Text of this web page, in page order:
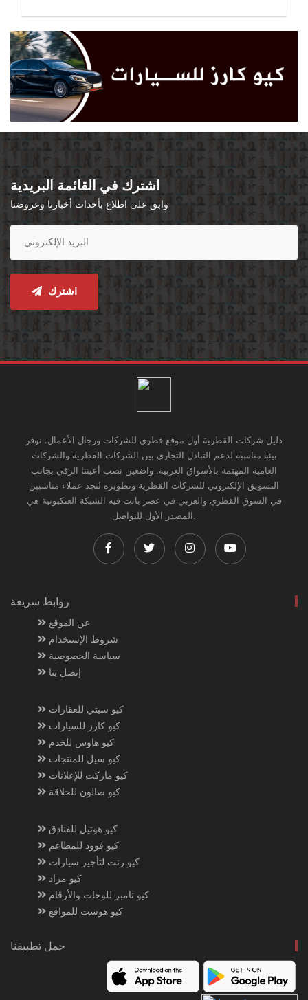
اشترك في القائمة البريدية
وابق على اطلاع بأحداث أخبارنا وعروضنا
اشترك
دليل شركات القطرية أول موقع قطري للشركات ورجال الأعمال. نوفر
بيئة مناسبة لدعم التبادل التجاري بين الشركات القطرية والشركات
العامية المهتمة بالأسواق العربية. واضعين نصب أعيننا الرقي بجانب
التسويق الإلكتروني للشركات القطرية وتطويره لتجد عملاء مناسبين
في السوق القطري والعربي في عصر باتت فيه الشبكة العنكبونية هي
المصدر الأول للتواصل.
روابط سريعة
عن الموقع
شروط الإستخدام
سياسة الخصوصية
إتصل بنا
كيو سيتي للعقارات
كيو كارز للسيارات
كيو هاوس للخدم
كيو سيل للمنتجات
كيو ماركت للإعلانات
كيو صالون للحلاقة
كيو هوتيل للفنادق
كيو فوود للمطاعم
كيو رنت لتأجير سيارات
كيو مزاد
كيو نامبر للوحات والأرقام
كيو هوست للمواقع
حمل تطبيقنا